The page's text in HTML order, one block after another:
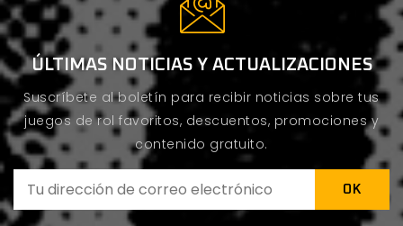
ÚLTIMAS NOTICIAS Y ACTUALIZACIONES
Suscríbete al boletín para recibir noticias sobre tus
juegos de rol favoritos, descuentos, promociones y
contenido gratuito.